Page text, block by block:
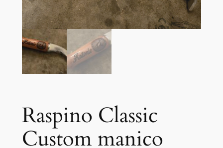
Raspino Classic
Custom manico